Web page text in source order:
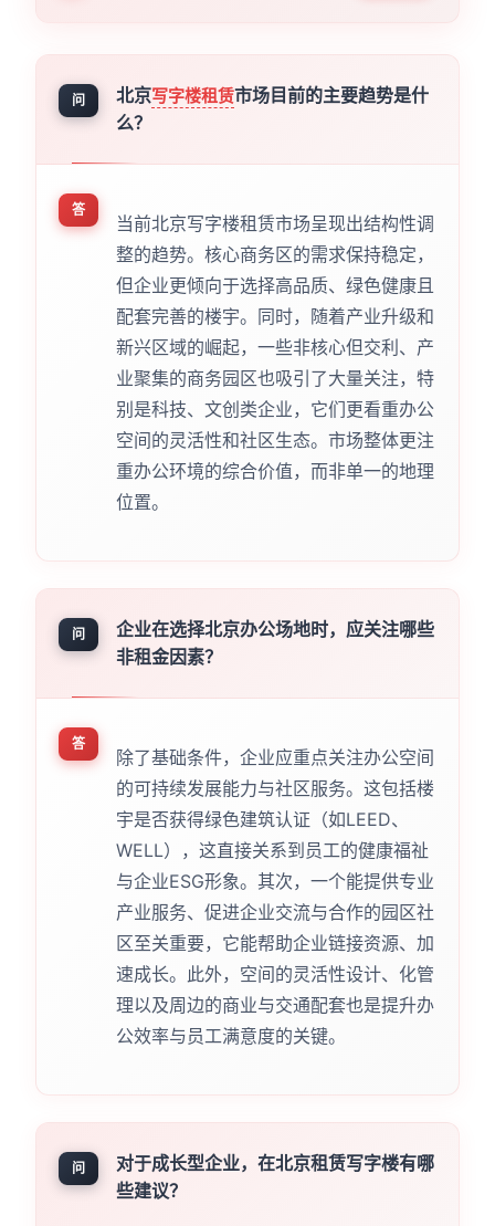
问 北京写字楼租赁市场目前的主要趋势是什
么？
答
当前北京写字楼租赁市场呈现出结构性调
整的趋势。核心商务区的需求保持稳定，
但企业更倾向于选择高品质、绿色健康且
配套完善的楼宇。同时，随着产业升级和
新兴区域的崛起，一些非核心但交利、产
业聚集的商务园区也吸引了大量关注，特
别是科技、文创类企业，它们更看重办公
空间的灵活性和社区生态。市场整体更注
重办公环境的综合价值，而非单一的地理
位置。
问
企业在选择北京办公场地时，应关注哪些
非租金因素？
答
除了基础条件，企业应重点关注办公空间
的可持续发展能力与社区服务。这包括楼
宇是否获得绿色建筑认证（如LEED、
WELL），这直接关系到员工的健康福祉
与企业ESG形象。其次，一个能提供专业
产业服务、促进企业交流与合作的园区社
区至关重要，它能帮助企业链接资源、加
速成长。此外，空间的灵活性设计、化管
理以及周边的商业与交通配套也是提升办
公效率与员工满意度的关键。
问
对于成长型企业，在北京租赁写字楼有哪
些建议？